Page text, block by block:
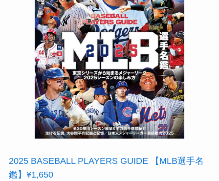
2025 BASEBALL PLAYERS GUIDE 【MLB選手名
鑑】¥1,650